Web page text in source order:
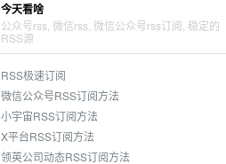
今天看啥
公众号rss, 微信rss, 微信公众号rss订阅, 稳定的
RSS源
RSS极速订阅
微信公众号RSS订阅方法
小宇宙RSS订阅方法
X平台RSS订阅方法
领英公司动态RSS订阅方法